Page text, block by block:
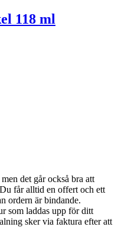
118 ml
det går också bra att
får alltid en offert och ett
ordern är bindande.
som laddas upp för ditt
sker via faktura efter att